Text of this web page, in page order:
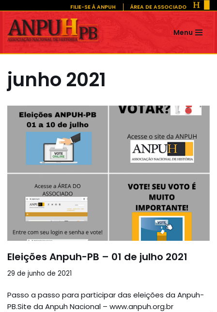
Pular
para
FILIE-SE À ANPUH ÁREA DE ASSOCIADO
Menu
junho 2021
Eleições Anpuh-PB – 01 de julho 2021
29 de junho de 2021
Passo a passo para participar das eleições da Anpuh-
PB.Site da Anpuh Nacional – www.anpuh.org.br